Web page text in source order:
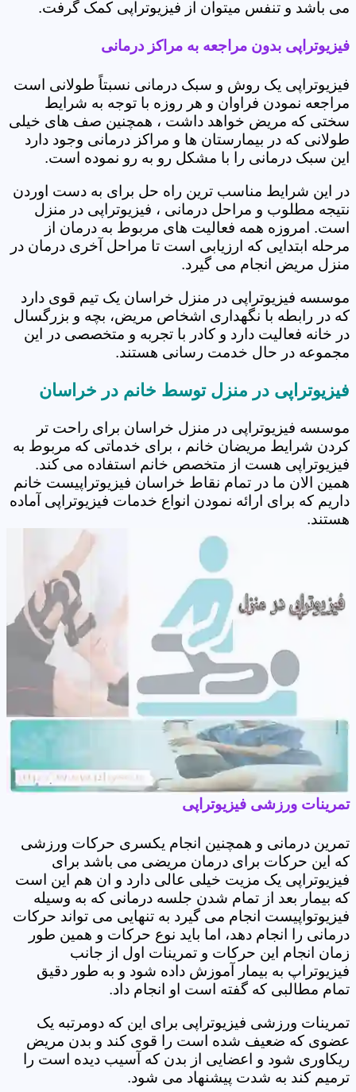
می باشد و تنفس میتوان از فیزیوتراپی کمک گرفت.
فیزیوتراپی بدون مراجعه به مراکز درمانی
فیزیوتراپی یک روش و سبک درمانی نسبتاً طولانی است
مراجعه نمودن فراوان و هر روزه با توجه به شرایط
سختی که مریض خواهد داشت ، همچنین صف های خیلی
طولانی که در بیمارستان ها و مراکز درمانی وجود دارد
این سبک درمانی را با مشکل رو به رو نموده است.
در این شرایط مناسب ترین راه حل برای به دست اوردن
نتیجه مطلوب و مراحل درمانی ، فیزیوتراپی در منزل
است. امروزه همه فعالیت های مربوط به درمان از
مرحله ابتدایی که ارزیابی است تا مراحل آخری درمان در
منزل مریض انجام می گیرد.
موسسه فیزیوتراپی در منزل خراسان یک تیم قوی دارد
که در رابطه با نگهداری اشخاص مریض، بچه و بزرگسال
در خانه فعالیت دارد و کادر با تجربه و متخصصی در این
مجموعه در حال خدمت رسانی هستند.
فیزیوتراپی در منزل توسط خانم در خراسان
موسسه فیزیوتراپی در منزل خراسان برای راحت تر
کردن شرایط مریضان خانم ، برای خدماتی که مربوط به
فیزیوتراپی هست از متخصص خانم استفاده می کند.
همین الان ما در تمام نقاط خراسان فیزیوتراپیست خانم
داریم که برای ارائه نمودن انواع خدمات فیزیوتراپی آماده
هستند.
تمرینات ورزشی فیزیوتراپی
تمرین درمانی و همچنین انجام یکسری حرکات ورزشی
که این حرکات برای درمان مریضی می باشد برای
فیزیوتراپی یک مزیت خیلی عالی دارد و ان هم این است
که بیمار بعد از تمام شدن جلسه درمانی که به وسیله
فیزیوتواپیست انجام می گیرد به تنهایی می تواند حرکات
درمانی را انجام دهد، اما باید نوع حرکات و همین طور
زمان انجام این حرکات و تمرینات اول از جانب
فیزیوتراپ به بیمار آموزش داده شود و به طور دقیق
تمام مطالبی که گفته است او انجام داد.
تمرینات ورزشی فیزیوتراپی برای این که دومرتبه یک
عضوی که ضعیف شده است را قوی کند و بدن مریض
ریکاوری شود و اعضایی از بدن که آسیب دیده است را
ترمیم کند به شدت پیشنهاد می شود.